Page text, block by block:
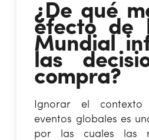
¿De qué
efecto de
Mundial
las
compra?
Ignorar el
eventos globales es
por las cuales las